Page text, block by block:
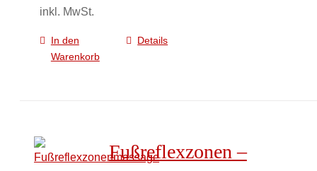
inkl. MwSt.
In den
Warenkorb
Details
Fußreflexzonen –